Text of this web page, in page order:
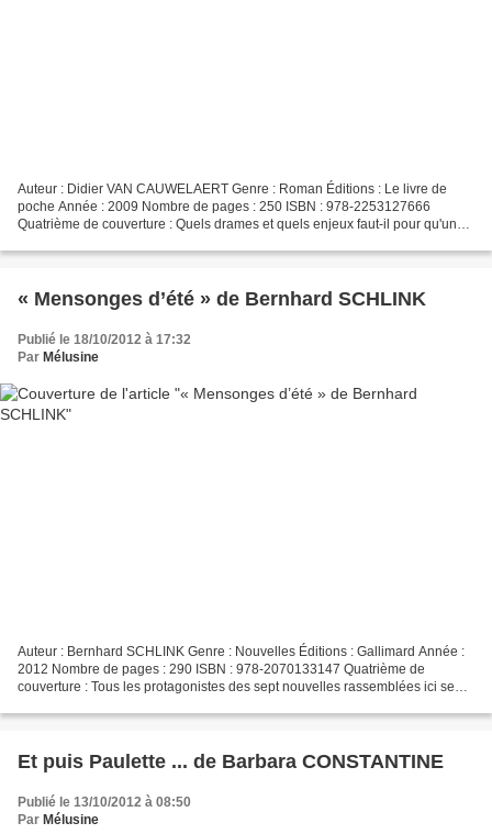
Auteur : Didier VAN CAUWELAERT Genre : Roman Éditions : Le livre de
poche Année : 2009 Nombre de pages : 250 ISBN : 978-2253127666
Quatrième de couverture : Quels drames et quels enjeux faut-il pour qu'un
« Mensonges d’été » de Bernhard SCHLINK
Publié le 18/10/2012 à 17:32
Par Mélusine
Auteur : Bernhard SCHLINK Genre : Nouvelles Éditions : Gallimard Année :
2012 Nombre de pages : 290 ISBN : 978-2070133147 Quatrième de
couverture : Tous les protagonistes des sept nouvelles rassemblées ici se
Et puis Paulette ... de Barbara CONSTANTINE
Publié le 13/10/2012 à 08:50
Par Mélusine